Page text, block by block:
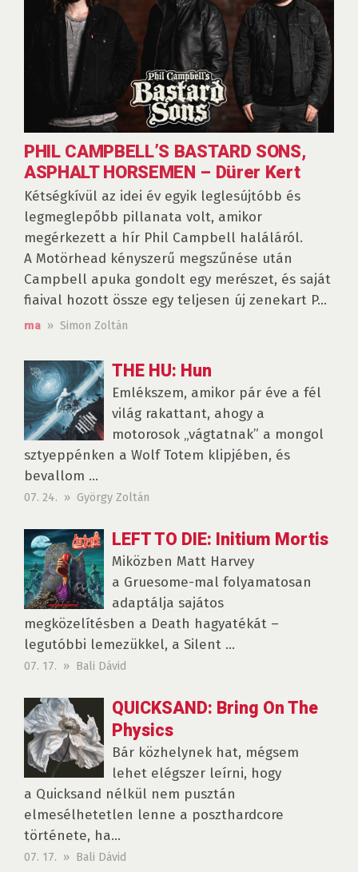
PHIL CAMPBELL’S BASTARD SONS,
ASPHALT HORSEMEN – Dürer Kert
Kétségkívül az idei év egyik leglesújtóbb és
legmeglepőbb pillanata volt, amikor
megérkezett a hír Phil Campbell haláláról.
A Motörhead kényszerű megszűnése után
Campbell apuka gondolt egy merészet, és saját
fiaival hozott össze egy teljesen új zenekart P...
ma » Simon Zoltán
THE HU: Hun
Emlékszem, amikor pár éve a fél
világ rakattant, ahogy a
motorosok „vágtatnak” a mongol
sztyeppénken a Wolf Totem klipjében, és
bevallom ...
07. 24. » György Zoltán
LEFT TO DIE: Initium Mortis
Miközben Matt Harvey
a Gruesome-mal folyamatosan
adaptálja sajátos
megközelítésben a Death hagyatékát –
legutóbbi lemezükkel, a Silent ...
07. 17. » Bali Dávid
QUICKSAND: Bring On The
Physics
Bár közhelynek hat, mégsem
lehet elégszer leírni, hogy
a Quicksand nélkül nem pusztán
elmesélhetetlen lenne a poszthardcore
története, ha...
07. 17. » Bali Dávid